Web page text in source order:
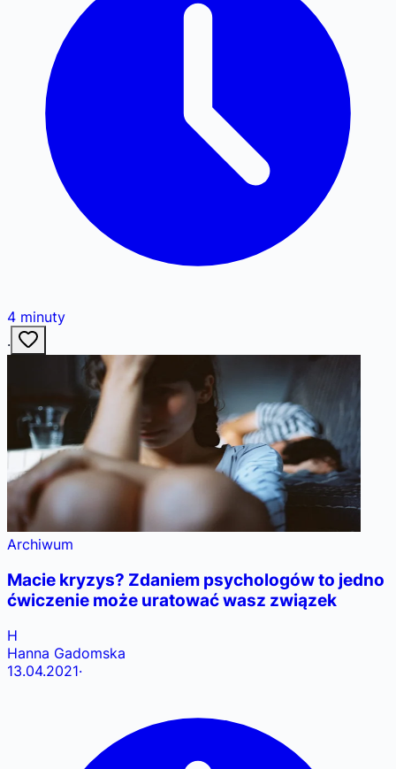
4 minuty
·
Archiwum
Macie kryzys? Zdaniem psychologów to jedno
ćwiczenie może uratować wasz związek
H
Hanna Gadomska
13.04.2021·